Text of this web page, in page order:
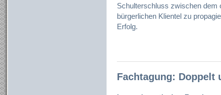
Schulterschluss zwischen dem
bürgerlichen Klientel zu
Erfolg.
Fachtagung: Doppelt